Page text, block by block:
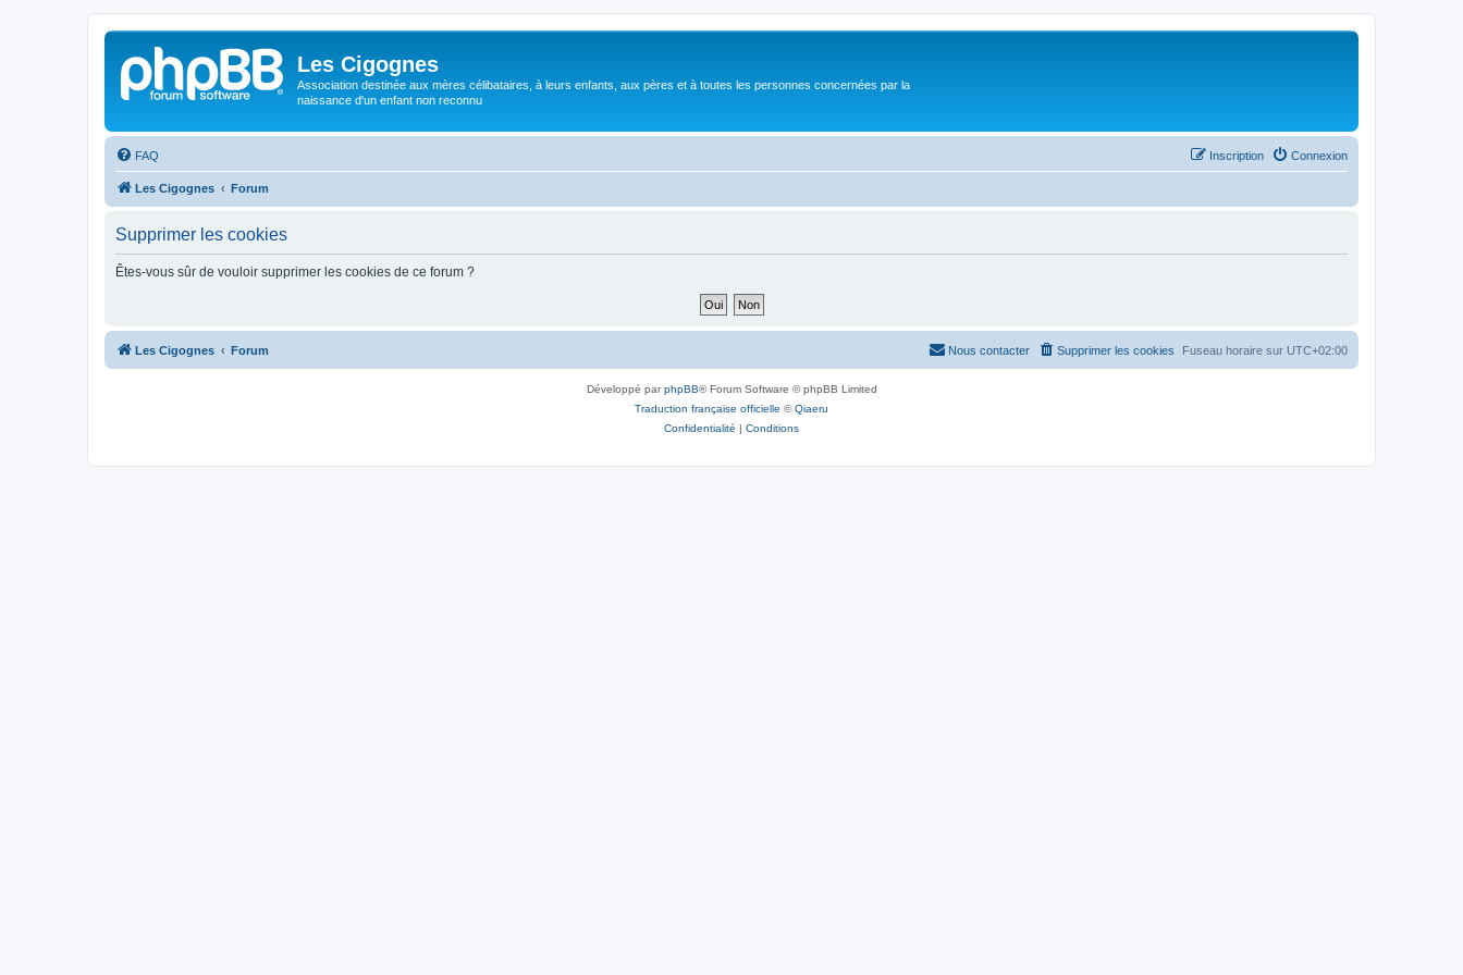
Les Cigognes
Association destinée aux mères célibataires, à leurs enfants, aux pères et à toutes les personnes concernées par la
naissance d'un enfant non reconnu
FAQ Connexion
Inscription
Les Cigognes Forum
Supprimer les cookies
Êtes-vous sûr de vouloir supprimer les cookies de ce forum ?
Les Cigognes Forum Fuseau horaire sur UTC+02:00
Supprimer les cookies
Nous contacter
Développé parphpBB® Forum Software © phpBB Limited
Traduction française officielle ©Qiaeru
Confidentialité | Conditions